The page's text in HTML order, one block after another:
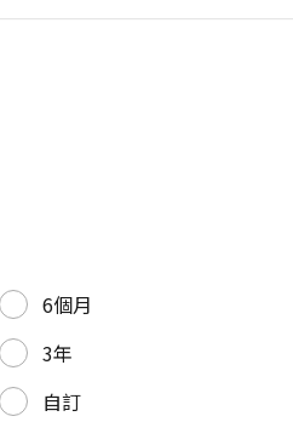
6個月
3年
自訂